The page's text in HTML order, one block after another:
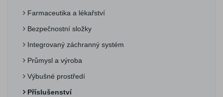
Farmaceutika a lékařství
Bezpečnostní složky
Integrovaný záchranný systém
Průmysl a výroba
Výbušné prostředí
Příslušenství